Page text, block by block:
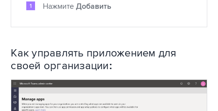
НажмитеДобавить
Как управлять приложением для
своей организации: